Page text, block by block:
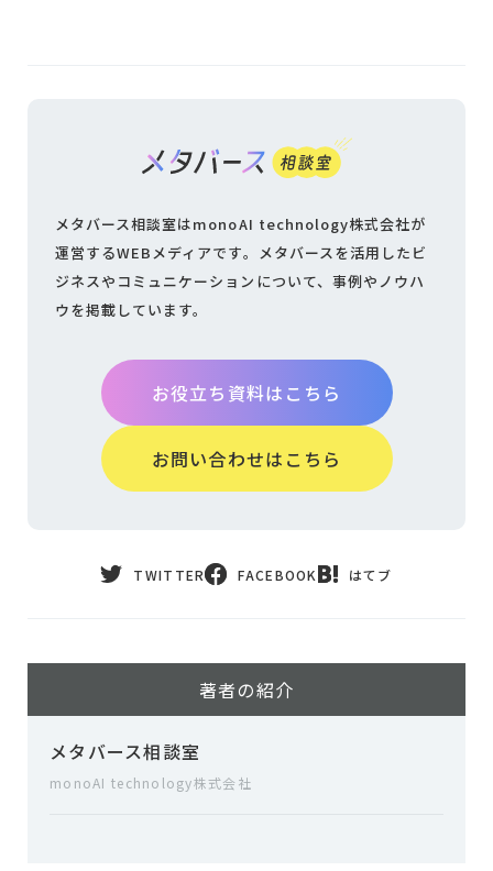
メタバース相談室はmonoAI technology株式会社が
運営するWEBメディアです。 メタバースを活用したビ
ジネスやコミュニケーションについて、 事例やノウハ
ウを掲載しています。
お役立ち資料はこちら
お問い合わせはこちら
TWITTER FACEBOOK はてブ
著者の紹介
メタバース相談室
monoAI technology株式会社